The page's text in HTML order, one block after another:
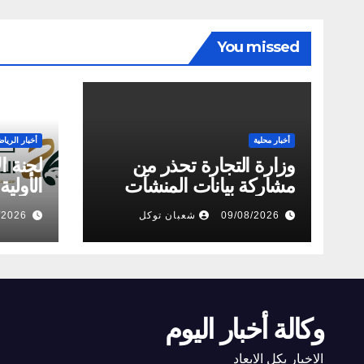
You missed
أخبار محلية
وزارة التجارة تحذر من
مشاركة بيانات المنشآت
عبر مواقع ومنصات غير
موثوقة
09/08/2026 شعبان توكل
أخبار
لجنة
وكالة أخبار اليوم
الاخبار بكل الابعاد